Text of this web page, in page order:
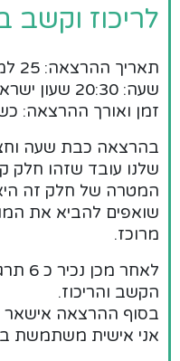
לריכוז
תאריך ההרצאה: 25 למאי, 2026.
שעה: 20:30 שעון ישראל.
זמן ואורך ההרצאה:
בהרצאה כבת שעה
שלנו עובד שזהו חלק
המטרה של חלק זה
שואפים להביא את
מרוכז.
לאחר
הקשב והריכוז.
בסוף ההרצאה אישאר
אני אישית משתמשת